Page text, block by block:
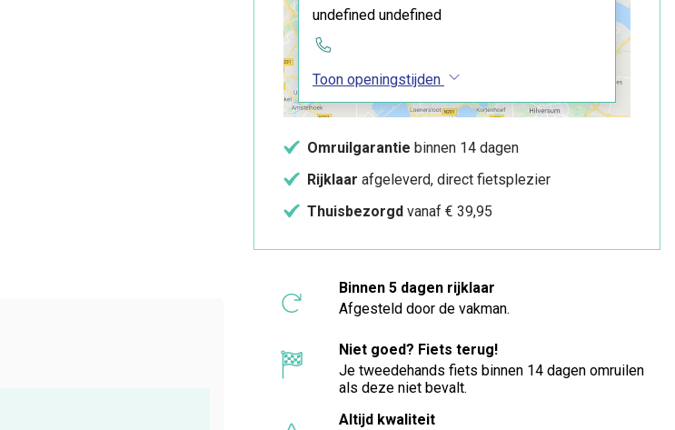
undefined undefined
Toon openingstijden
Omruilgarantie binnen 14 dagen
Rijklaar afgeleverd, direct fietsplezier
Thuisbezorgd vanaf € 39,95
Binnen 5 dagen rijklaar
Afgesteld door de vakman.
Niet goed? Fiets terug!
Je tweedehands fiets binnen 14 dagen omruilen
als deze niet bevalt.
Altijd kwaliteit